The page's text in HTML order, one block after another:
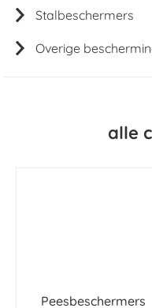
alle
Peesbeschermers
Stalbeschermers
Overige